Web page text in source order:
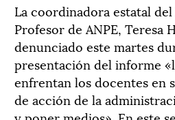
La coordinadora estatal
Profesor de ANPE, Teresa
denunciado este martes
presentación del informe
enfrentan los docentes en
de acción de la